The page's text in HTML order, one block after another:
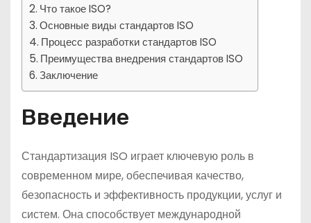
Что такое ISO?
Основные виды стандартов ISO
Процесс разработки стандартов ISO
Преимущества внедрения стандартов ISO
Заключение
Введение
Стандартизация ISO играет ключевую роль в
современном мире, обеспечивая качество,
безопасность и эффективность продукции, услуг и
систем. Она способствует международной